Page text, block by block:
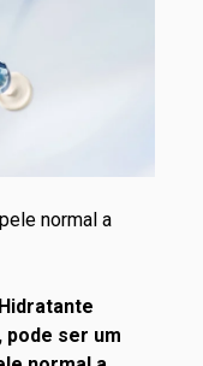
normal a
pode ser um